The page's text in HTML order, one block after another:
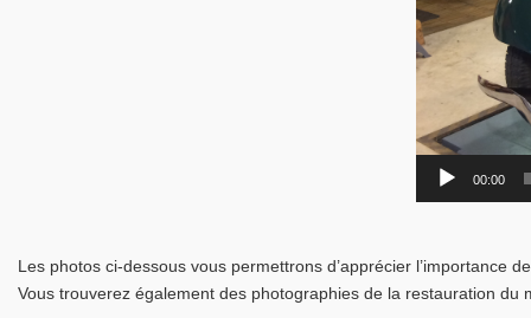
00:00
Les photos ci-dessous vous permettrons d’apprécier l’importance
Vous trouverez également des photographies de la restauration